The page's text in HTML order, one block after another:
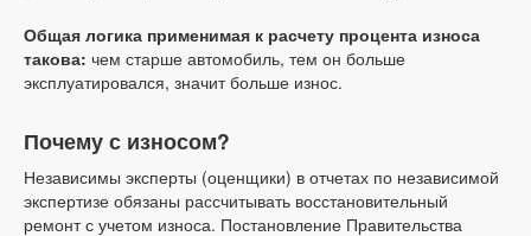
Общая логика применимая к расчету процента износа
такова: чем старше автомобиль, тем он больше
эксплуатировался, значит больше износ.
Почему с износом?
Независимы эксперты (оценщики) в отчетах по независимой
экспертизе обязаны рассчитывать восстановительный
ремонт с учетом износа. Постановление Правительства